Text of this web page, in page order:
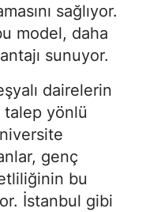
sağlıyor.
model, daha
sunuyor.
dairelerin
yönlü
genç
bu
İstanbul gibi